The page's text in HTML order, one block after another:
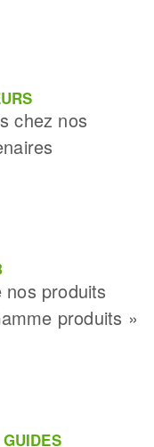
chez nos
nos produits
produits »